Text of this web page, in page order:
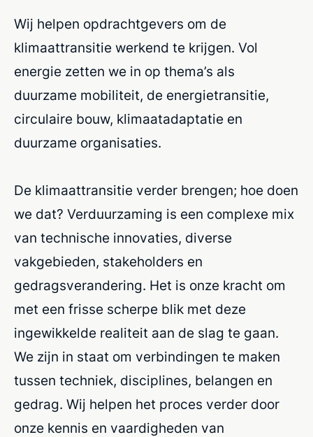
Wij helpen opdrachtgevers om de
klimaattransitie werkend te krijgen. Vol
energie zetten we in op thema’s als
duurzame mobiliteit, de energietransitie,
circulaire bouw, klimaatadaptatie en
duurzame organisaties.
De klimaattransitie verder brengen; hoe doen
we dat? Verduurzaming is een complexe mix
van technische innovaties, diverse
vakgebieden, stakeholders en
gedragsverandering. Het is onze kracht om
met een frisse scherpe blik met deze
ingewikkelde realiteit aan de slag te gaan.
We zijn in staat om verbindingen te maken
tussen techniek, disciplines, belangen en
gedrag. Wij helpen het proces verder door
onze kennis en vaardigheden van